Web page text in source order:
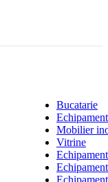
Bucatarie
Mobilier
Vitrine